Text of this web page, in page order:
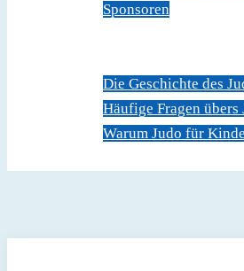
Sponsoren
Die Geschichte des
Häufige Fragen übers
Warum Judo für